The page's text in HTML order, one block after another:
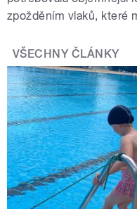
zpožděním vlaků, které
VŠECHNY ČLÁNKY